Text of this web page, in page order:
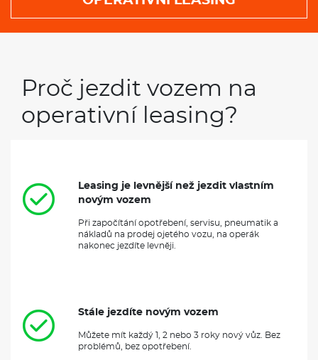
infotainment systéms moderními funkcemi, jako je Apple
Klimatizace
Navigace
Proč jezdit vozem na
operativní leasing?
Leasing je levnější než jezdit vlastním
novým vozem
Při započítání opotřebení, servisu, pneumatik a
nákladů na prodej ojetého vozu, na operák
nakonec jezdíte levněji.
Stále jezdíte novým vozem
Můžete mít každý 1, 2 nebo 3 roky nový vůz. Bez
problémů, bez opotřebení.